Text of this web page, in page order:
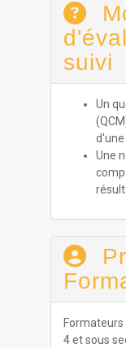
suivi
Un
Une
4 et sous